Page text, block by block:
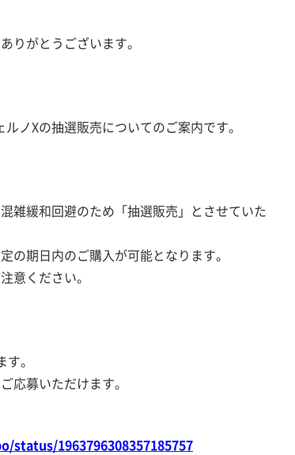
りがとうございます。
ノXの抽選販売についてのご案内です。
雑緩和回避のため「抽選販売」とさせていた
の期日内のご購入が可能となります。
意ください。
。
応募いただけます。
1963796308357185757